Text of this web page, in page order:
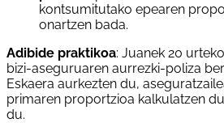
kontsumitutako epearen
onartzen bada.
Adibide praktikoa: Juanek 20
bizi-aseguruaren aurrezki-poliza
Eskaera aurkezten du,
primaren proportzioa kalkulatzen
du.